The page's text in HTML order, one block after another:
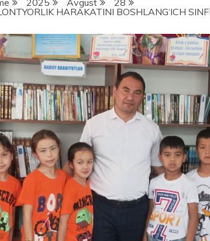
2025 Avgust
28
HARAKATINI BOSHLANG‘ICH